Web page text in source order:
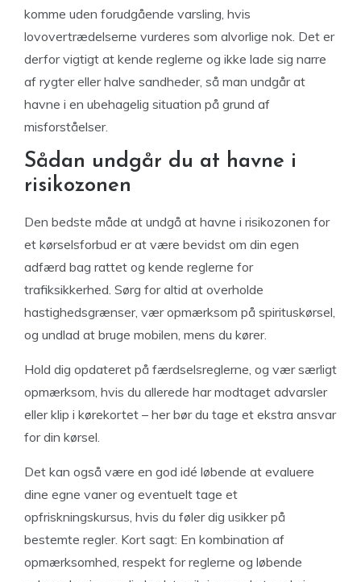
komme uden forudgående varsling, hvis
lovovertrædelserne vurderes som alvorlige nok. Det er
derfor vigtigt at kende reglerne og ikke lade sig narre
af rygter eller halve sandheder, så man undgår at
havne i en ubehagelig situation på grund af
misforståelser.
Sådan undgår du at havne i
risikozonen
Den bedste måde at undgå at havne i risikozonen for
et kørselsforbud er at være bevidst om din egen
adfærd bag rattet og kende reglerne for
trafiksikkerhed. Sørg for altid at overholde
hastighedsgrænser, vær opmærksom på spirituskørsel,
og undlad at bruge mobilen, mens du kører.
Hold dig opdateret på færdselsreglerne, og vær særligt
opmærksom, hvis du allerede har modtaget advarsler
eller klip i kørekortet – her bør du tage et ekstra ansvar
for din kørsel.
Det kan også være en god idé løbende at evaluere
dine egne vaner og eventuelt tage et
opfriskningskursus, hvis du føler dig usikker på
bestemte regler. Kort sagt: En kombination af
opmærksomhed, respekt for reglerne og løbende